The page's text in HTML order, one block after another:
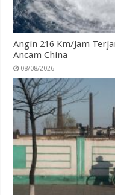
Angin 216 Km/Jam
Ancam China
08/08/2026